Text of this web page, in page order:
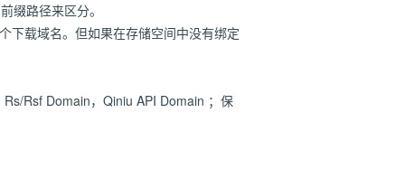
缀路径来区分。
下载域名。但如果在存储空间中没有绑定
Rsf Domain，Qiniu API Domain ；保